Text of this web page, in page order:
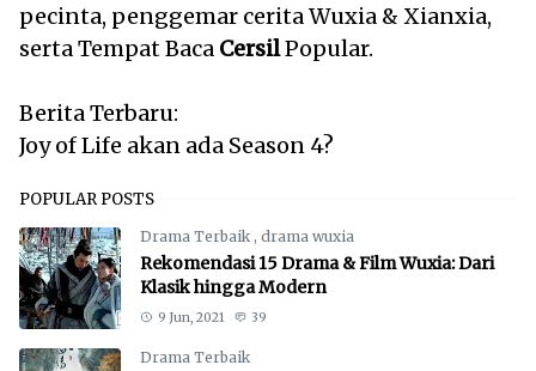
pecinta, penggemar cerita Wuxia & Xianxia,
serta Tempat Baca CersilPopular.
Berita Terbaru:
Joy of Life akan ada Season 4?
POPULAR POSTS
Drama Terbaik , drama wuxia
Rekomendasi 15 Drama & Film Wuxia: Dari
Klasik hingga Modern
9 Jun, 2021 39
Drama Terbaik